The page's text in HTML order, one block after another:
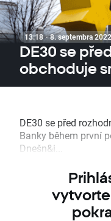
13:18 · 8. septembra 2022
DE30 se
obchoduje
DE30 se před
Banky během první
Dnešn&i...